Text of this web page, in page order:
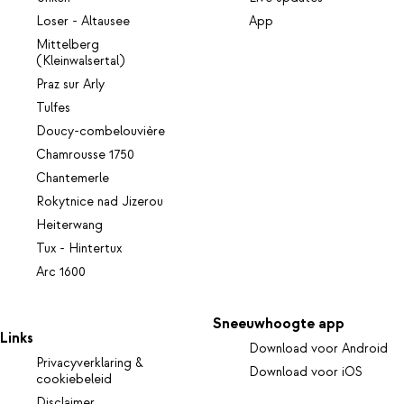
Loser - Altausee
Mittelberg
(Kleinwalsertal)
Praz sur Arly
Tulfes
Doucy-combelouvière
Chamrousse 1750
Chantemerle
Rokytnice nad Jizerou
Heiterwang
Tux - Hintertux
Arc 1600
App
Links
Privacyverklaring &
cookiebeleid
Sneeuwhoogte app
Download voor Android
Download voor iOS